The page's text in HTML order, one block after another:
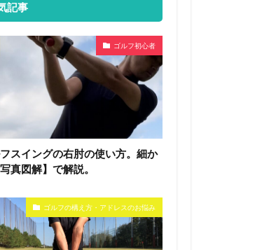
記事
ゴルフ初心者
スイングの右肘の使い方。細か
真図解】で解説。
ゴルフの構え方・アドレスのお悩み